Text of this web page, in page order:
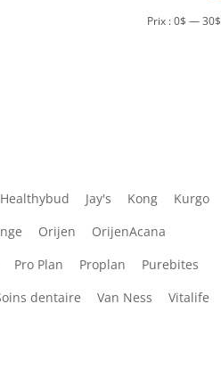
Prix :0$ —30$
Healthybud Jay's Kong
Kurgo
Orijen
OrijenAcana
Pro Plan Proplan
Purebites
dentaire Van Ness
Vitalife